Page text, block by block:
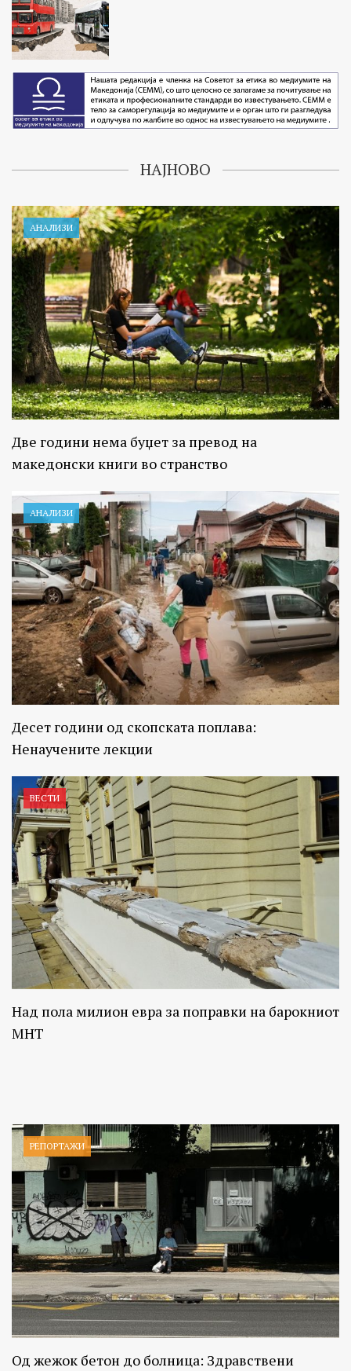
НАЈНОВО
АНАЛИЗИ
Две години нема буџет за превод на
македонски книги во странство
АНАЛИЗИ
Десет години од скопската поплава:
Ненаучените лекции
ВЕСТИ
Над пола милион евра за поправки на барокниот
МНТ
РЕПОРТАЖИ
Од жежок бетон до болница: Здравствени